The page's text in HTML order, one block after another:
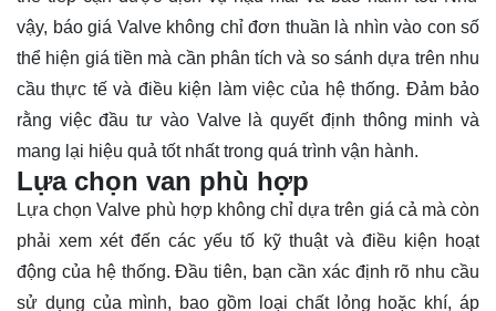
vậy, báo giá Valve không chỉ đơn thuần là nhìn vào con số
thể hiện giá tiền mà cần phân tích và so sánh dựa trên nhu
cầu thực tế và điều kiện làm việc của hệ thống. Đảm bảo
rằng việc đầu tư vào Valve là quyết định thông minh và
mang lại hiệu quả tốt nhất trong quá trình vận hành.
Lựa chọn van phù hợp
Lựa chọn Valve phù hợp không chỉ dựa trên giá cả mà còn
phải xem xét đến các yếu tố kỹ thuật và điều kiện hoạt
động của hệ thống. Đầu tiên, bạn cần xác định rõ nhu cầu
sử dụng của mình, bao gồm loại chất lỏng hoặc khí, áp